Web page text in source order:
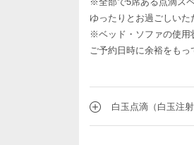
ゆったりとお過ごしいた
※ベッド・ソファの使用
ご予約日時に余裕をも
白玉点滴（白玉注